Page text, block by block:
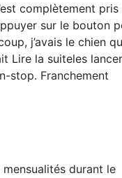
complètement pris
sur le bouton
j’avais le chien
Lire la suiteles
stop. Franchement
durant le